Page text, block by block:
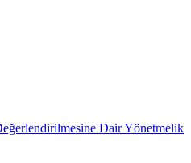
Dair Yönetmelik